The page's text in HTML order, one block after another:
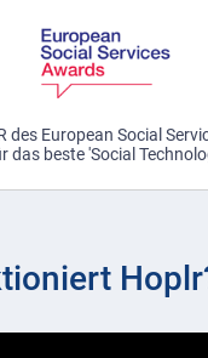
des European Social
das beste 'Social